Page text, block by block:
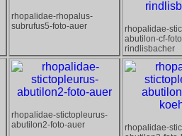
rhopalidae-rhopalus-
subrufus5-foto-auer
rhopalidae-
abutilon-cf-
rindlisbacher
rhopalidae-stictopleurus-
abutilon2-foto-auer
rhopalidae-